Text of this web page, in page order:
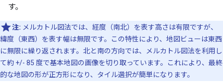
す。
注: メルカトル図法では、経度（南北）を表す高さは有限ですが、
緯度（東西）を表す幅は無限です。この特性により、地図ビューは東西
に無限に繰り返されます。北と南の方向では、メルカトル図法を利用し
て約 +/- 85 度で基本地図の画像を切り取っています。これにより、最終
的な地図の形が正方形になり、タイル選択が簡単になります。